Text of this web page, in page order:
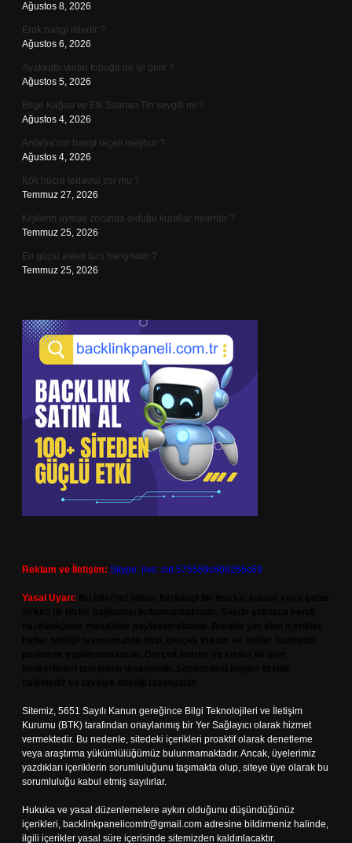
Ağustos 8, 2026
Erok hangi ildedir ?
Ağustos 6, 2026
Ayakkabı vuran topuğa ne iyi gelir ?
Ağustos 5, 2026
Bilge Kağan ve Etil Salman Tin sevgili mi ?
Ağustos 4, 2026
Antalya’nın hangi reçeli meşhur ?
Ağustos 4, 2026
Kök hücre tedavisi zor mu ?
Temmuz 27, 2026
Kişilerin uymak zorunda olduğu kurallar nelerdir ?
Temmuz 25, 2026
En güçlü aslan türü hangisidir ?
Temmuz 25, 2026
Reklam ve İletişim: Skype: live:.cid.575569c608265c69
Yasal Uyarı:
Sitemiz, 5651 Sayılı Kanun gereğince Bilgi Teknolojileri ve İletişim
Kurumu (BTK) tarafından onaylanmış bir Yer Sağlayıcı olarak hizmet
vermektedir. Bu nedenle, sitedeki içerikleri proaktif olarak denetleme
veya araştırma yükümlülüğümüz bulunmamaktadır. Ancak, üyelerimiz
yazdıkları içeriklerin sorumluluğunu taşımakta olup, siteye üye olarak bu
sorumluluğu kabul etmiş sayılırlar.
Hukuka ve yasal düzenlemelere aykırı olduğunu düşündüğünüz
içerikleri, backlinkpanelicomtr@gmail.com adresine bildirmeniz halinde,
ilgili içerikler yasal süre içerisinde sitemizden kaldırılacaktır.